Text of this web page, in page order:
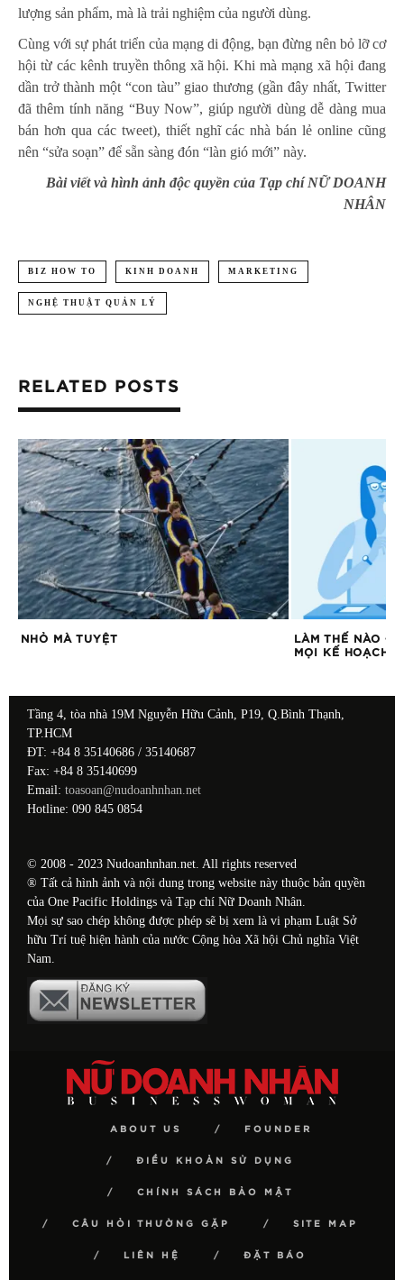
lượng sản phẩm, mà là trải nghiệm của người dùng.
Cùng với sự phát triển của mạng di động, bạn đừng nên bỏ lỡ cơ
hội từ các kênh truyền thông xã hội. Khi mà mạng xã hội đang
dần trở thành một “con tàu” giao thương (gần đây nhất, Twitter
đã thêm tính năng “Buy Now”, giúp người dùng dễ dàng mua
bán hơn qua các tweet), thiết nghĩ các nhà bán lẻ online cũng
nên “sửa soạn” để sẵn sàng đón “làn gió mới” này.
Bài viết và hình ảnh độc quyền của Tạp chí NỮ DOANH
NHÂN
BIZ HOW TO KINH DOANH MARKETING
NGHỆ THUẬT QUẢN LÝ
RELATED POSTS
NHỎ MÀ TUYỆT
LÀM THẾ NÀO
MỌI KẾ HOẠCH
Tầng 4, tòa nhà 19M Nguyễn Hữu Cảnh, P19, Q.Bình Thạnh,
TP.HCM
ĐT: +84 8 35140686 / 35140687
Fax: +84 8 35140699
Email: toasoan@nudoanhnhan.net
Hotline: 090 845 0854
© 2008 - 2023 Nudoanhnhan.net. All rights reserved
® Tất cả hình ảnh và nội dung trong website này thuộc bản quyền
của One Pacific Holdings và Tạp chí Nữ Doanh Nhân.
Mọi sự sao chép không được phép sẽ bị xem là vi phạm Luật Sở
hữu Trí tuệ hiện hành của nước Cộng hòa Xã hội Chủ nghĩa Việt
Nam.
ABOUT US FOUNDER
ĐIỀU KHOẢN SỬ DỤNG
CHÍNH SÁCH BẢO MẬT
CÂU HỎI THƯỜNG GẶP SITE MAP
LIÊN HỆ ĐẶT BÁO